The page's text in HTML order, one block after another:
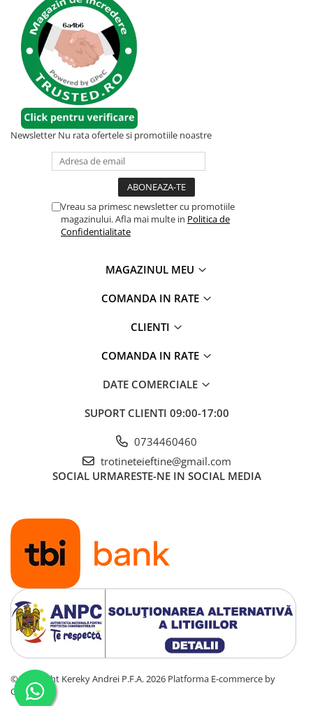
Newsletter Nu rata ofertele si promotiile noastre
Vreau sa primesc newsletter cu promotiile
magazinului. Afla mai multe in Politica de
Confidentialitate
MAGAZINUL MEU
COMANDA IN RATE
CLIENTI
COMANDA IN RATE
DATE COMERCIALE
SUPORT CLIENTI 09:00-17:00
0734460460
trotineteieftine@gmail.com
SOCIAL URMARESTE-NE IN SOCIAL MEDIA
©Copyright Kereky Andrei P.F.A. 2026 Platforma E-commerce by
Gomag